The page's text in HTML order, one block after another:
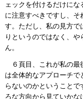
ェックを付けるだけに
に注意すべきですし、
す。ただし、私の見方で
りというのではなく、
ん。
６頁目、これが私の
は全体的なアプローチ
らないのかということ
ろな方向から見ていかな